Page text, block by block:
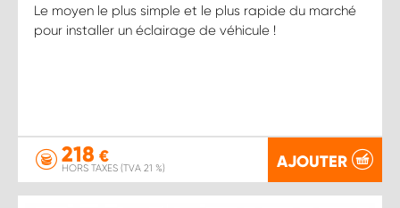
Le moyen le plus simple et le plus rapide du marché
pour installer un éclairage de véhicule !
218 €
HORS TAXES (TVA 21 %) AJOUTER